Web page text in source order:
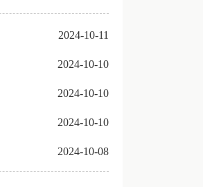
2024-10-11
2024-10-10
2024-10-10
2024-10-10
2024-10-08